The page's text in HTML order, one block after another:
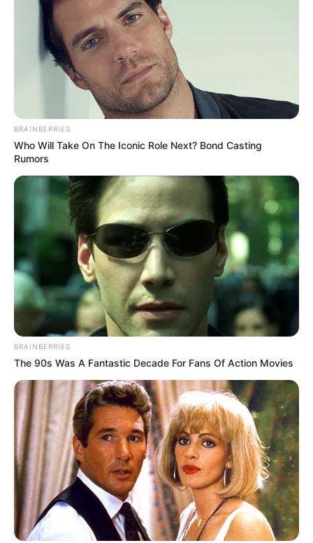
«Combate los
problemas de
tiroides de forma
natural: la
poderosa mezcla
de rábanos,
jengibre y miel»
18 March, 2025 byadmin
«Combate los
problemas de
tiroides de forma
natural: la
poderosa mezcla
de rábanos,
jengibre y miel»
BRAINBERRIES
Who Will Take On The Iconic Role Next? Bond Casting
Rumors
BRAINBERRIES
The 90s Was A Fantastic Decade For Fans Of Action Movies